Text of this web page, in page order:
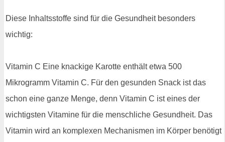
Diese Inhaltsstoffe sind für die Gesundheit besonders
wichtig:
Vitamin C Eine knackige Karotte enthält etwa 500
Mikrogramm Vitamin C. Für den gesunden Snack ist das
schon eine ganze Menge, denn Vitamin C ist eines der
wichtigsten Vitamine für die menschliche Gesundheit. Das
Vitamin wird an komplexen Mechanismen im Körper benötigt